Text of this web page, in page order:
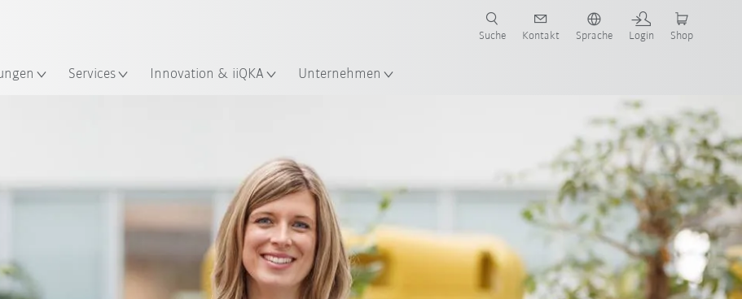
Services Innovation & iiQKA Unternehmen
Suche Kontakt Sprache Login Shop